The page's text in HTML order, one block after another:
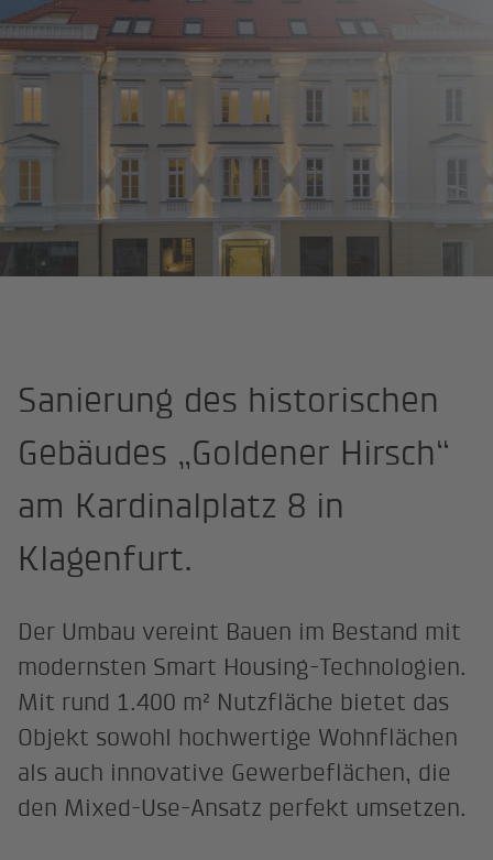
Sanierung des historischen
Gebäudes „Goldener Hirsch“
am Kardinalplatz 8 in
Klagenfurt.
Der Umbau vereint Bauen im Bestand mit
modernsten Smart Housing-Technologien.
Mit rund 1.400 m² Nutzfläche bietet das
Objekt sowohl hochwertige Wohnflächen
als auch innovative Gewerbeflächen, die
den Mixed-Use-Ansatz perfekt umsetzen.